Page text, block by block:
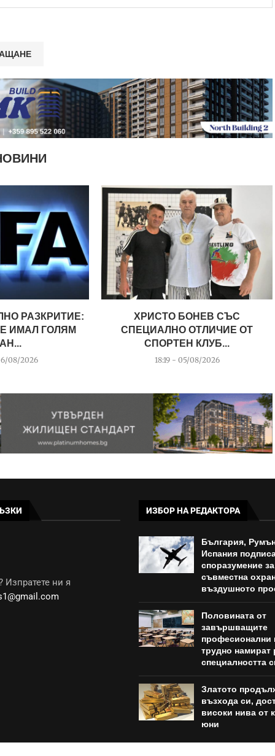
РАЗКРИТИЕ:
ИМАЛ ГОЛЯМ
08/2026
ХРИСТО БОНЕВ СЪС
СПЕЦИАЛНО ОТЛИЧИЕ ОТ
СПОРТЕН КЛУБ...
18:19 - 05/08/2026
ни я
ИЗБОР НА РЕДАКТОРА
България,
Испания
споразумение за
съвместна
въздушното
Половината от
завършващите
професионални
трудно намират
специалността
Златото
възхода си,
високи нива от
юни